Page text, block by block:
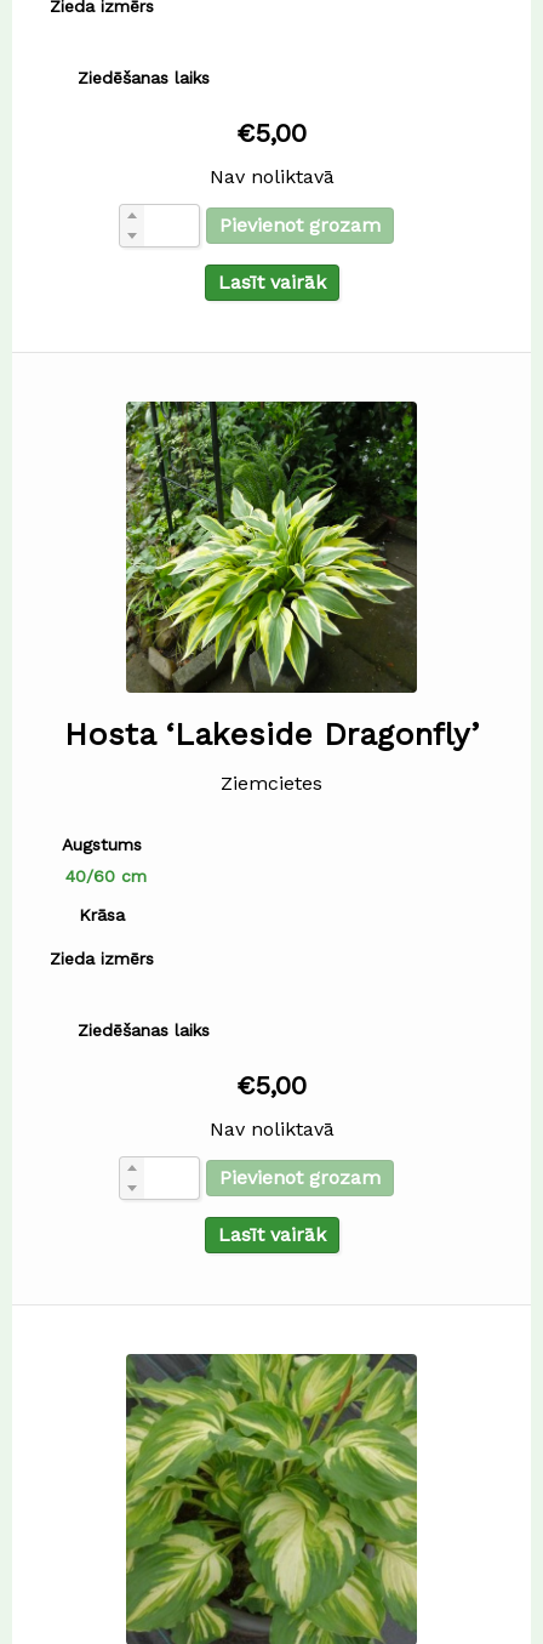
Zieda izmērs
Ziedēšanas laiks
€5,00
Nav noliktavā
Pievienot grozam
Lasīt vairāk
Hosta ‘Lakeside Dragonfly’
Ziemcietes
Augstums
40/60 cm
Krāsa
Zieda izmērs
Ziedēšanas laiks
€5,00
Nav noliktavā
Pievienot grozam
Lasīt vairāk